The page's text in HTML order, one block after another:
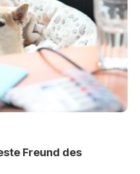
Freund des